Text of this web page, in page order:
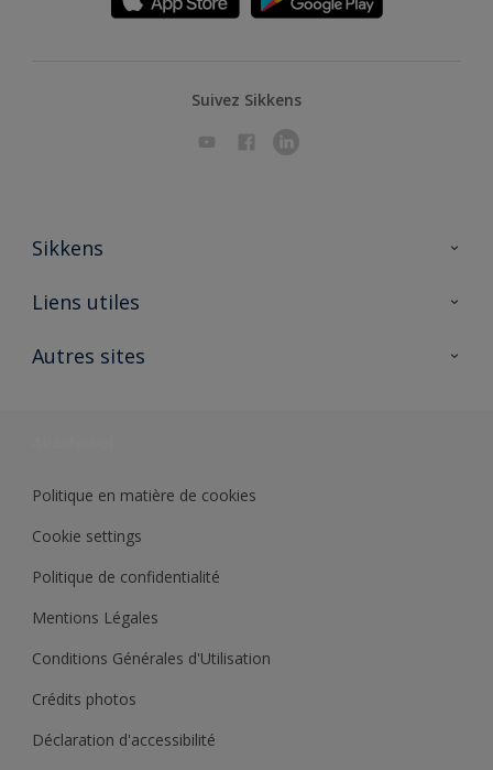
Suivez Sikkens
Sikkens
A propos de Sikkens
Liens utiles
Ouvrir un magasin PASS
Autres sites
Politique en matière de cookies
Cookie settings
Politique de confidentialité
Mentions Légales
Conditions Générales d'Utilisation
Crédits photos
Déclaration d'accessibilité